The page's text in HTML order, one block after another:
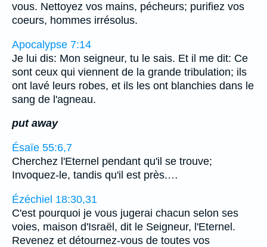
vous. Nettoyez vos mains, pécheurs; purifiez vos
coeurs, hommes irrésolus.
Apocalypse 7:14
Je lui dis: Mon seigneur, tu le sais. Et il me dit: Ce
sont ceux qui viennent de la grande tribulation; ils
ont lavé leurs robes, et ils les ont blanchies dans le
sang de l'agneau.
put away
Ésaïe 55:6,7
Cherchez l'Eternel pendant qu'il se trouve;
Invoquez-le, tandis qu'il est près.…
Ézéchiel 18:30,31
C'est pourquoi je vous jugerai chacun selon ses
voies, maison d'Israël, dit le Seigneur, l'Eternel.
Revenez et détournez-vous de toutes vos